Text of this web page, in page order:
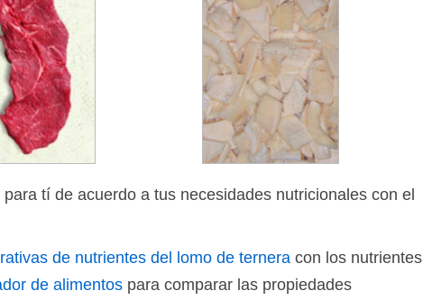
tí de acuerdo a tus necesidades nutricionales con el
de nutrientes del lomo de ternera con los nutrientes
de alimentos para comparar las propiedades